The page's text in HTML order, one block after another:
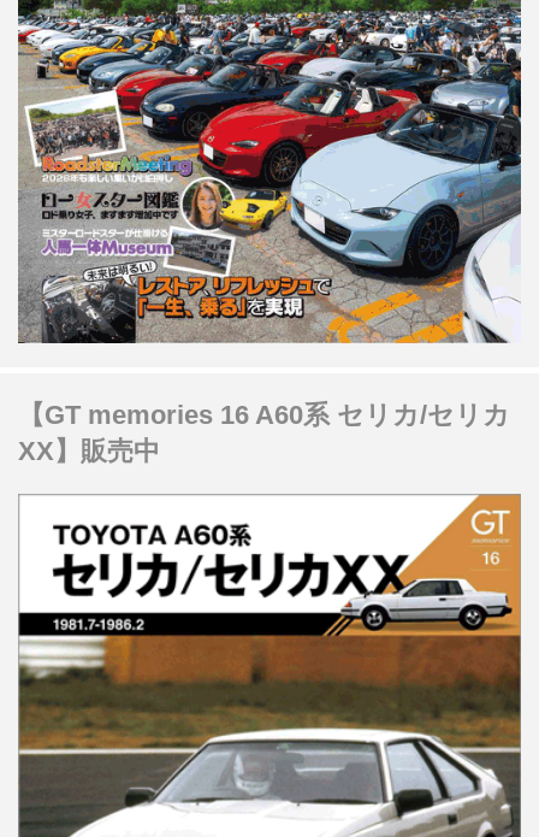
【GT memories 16 A60系 セリカ/セリカ
XX】販売中